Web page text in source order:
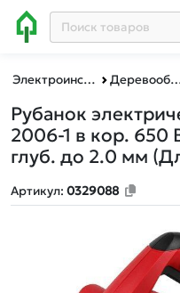
Электроинструменты BULL, MOLOT, WORTEX, ФИОЛЕНТ Деревообработка
Рубанок
2006-1 в кор.
глуб. до 2.0 мм
Артикул: 0329088